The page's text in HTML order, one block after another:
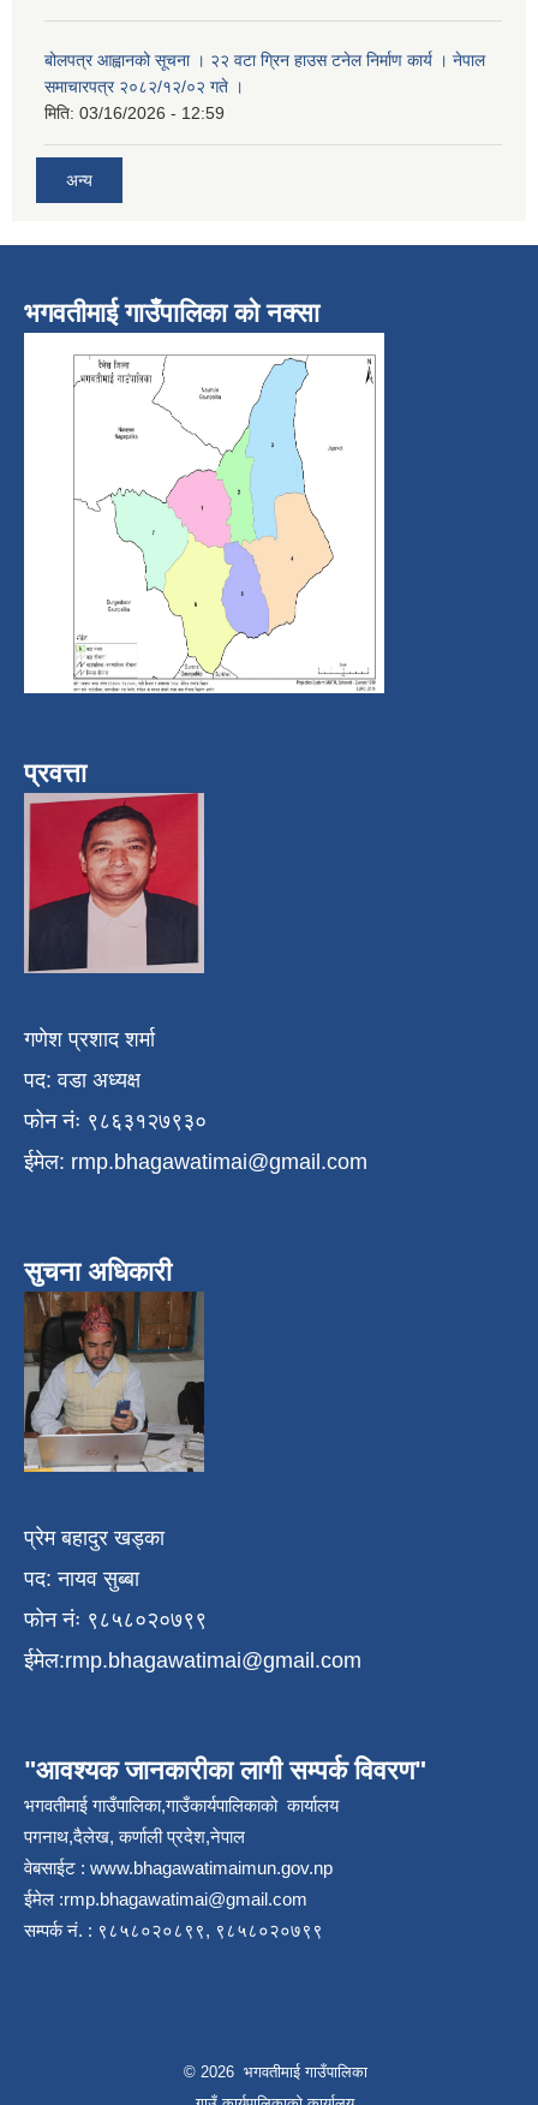
बोलपत्र आह्वानको सूचना । २२ वटा ग्रिन हाउस टनेल निर्माण कार्य । नेपाल
समाचारपत्र २०८२/१२/०२ गते ।
मिति: 03/16/2026 - 12:59
अन्य
भगवतीमाई गाउँपालिका को नक्सा
प्रवत्ता
गणेश प्रशाद शर्मा
पद: वडा अध्यक्ष
फोन नंः ९८६३१२७९३०
ईमेल: rmp.bhagawatimai@gmail.com
सुचना अधिकारी
प्रेम बहादुर खड्का
पद: नायव सुब्बा
फोन नंः ९८५८०२०७९९
ईमेल:rmp.bhagawatimai@gmail.com
"आवश्यक जानकारीका लागी सम्पर्क विवरण"
भगवतीमाई गाउँपालिका,गाउँकार्यपालिकाको कार्यालय
पगनाथ,दैलेख, कर्णाली प्रदेश,नेपाल
वेबसाईट : www.bhagawatimaimun.gov.np
ईमेल :rmp.bhagawatimai@gmail.com
सम्पर्क नं. : ९८५८०२०८९९, ९८५८०२०७९९
© 2026 भगवतीमाई गाउँपालिका